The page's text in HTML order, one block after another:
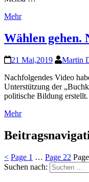
Mehr
Wählen gehen.
21 Mai,2019
Martin
Nachfolgendes Video
Unterstützung der
politische Bildung
Mehr
< Page 1 … Page 22 Page
Suchen nach: